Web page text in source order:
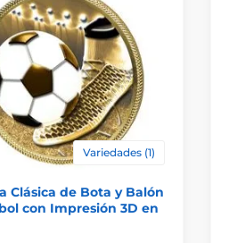
Variedades (1)
Clásica de Bota y Balón
con Impresión 3D en